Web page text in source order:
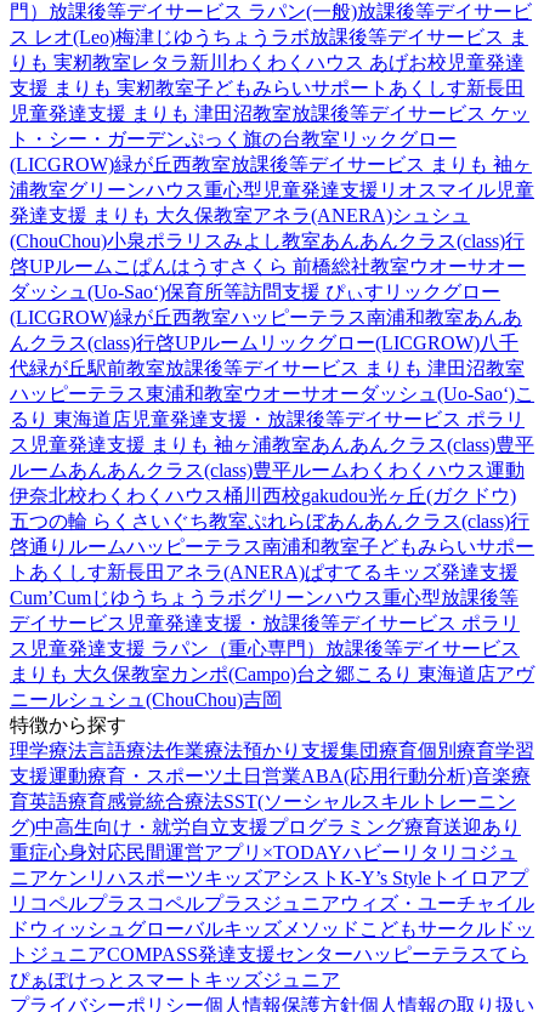
門） 放課後等デイサービス ラパン(一般)放課後等デイサービ
ス レオ(Leo)梅津じゆうちょうラボ放課後等デイサービス ま
りも 実籾教室レタラ新川 わくわくハウス あげお校 児童発達
支援 まりも 実籾教室子どもみらいサポートあくしす新長田
児童発達支援 まりも 津田沼教室放課後等デイサービス ケッ
ト・シー・ガーデンぷっく旗の台教室 リックグロー
(LICGROW)緑が丘西教室放課後等デイサービス まりも 袖ヶ
浦教室グリーンハウス重心型児童発達支援 リオスマイル児童
発達支援 まりも 大久保教室アネラ(ANERA)シュシュ
(ChouChou)小泉ポラリスみよし教室あんあんクラス(class)行
啓UPルーム こぱんはうすさくら 前橋総社教室ウオーサオー
ダッシュ(Uo-Sao‘)保育所等訪問支援 ぴぃす リックグロー
(LICGROW)緑が丘西教室ハッピーテラス南浦和教室あんあ
んクラス(class)行啓UPルーム リックグロー(LICGROW)八千
代緑が丘駅前教室放課後等デイサービス まりも 津田沼教室
ハッピーテラス東浦和教室ウオーサオーダッシュ(Uo-Sao‘)こ
るり 東海道店児童発達支援・放課後等デイサービス ポラリ
ス 児童発達支援 まりも 袖ヶ浦教室あんあんクラス(class)豊平
ルームあんあんクラス(class)豊平ルームわくわくハウス運動
伊奈北校わくわくハウス桶川西校gakudou光ヶ丘(ガクドウ)
五つの輪 らくさいぐち教室ぷれらぼあんあんクラス(class)行
啓通りルームハッピーテラス南浦和教室子どもみらいサポー
トあくしす新長田 アネラ(ANERA)ぱすてるキッズ発達支援
Cum’Cumじゆうちょうラボグリーンハウス重心型放課後等
デイサービス 児童発達支援・放課後等デイサービス ポラリ
ス 児童発達支援 ラパン（重心専門） 放課後等デイサービス
まりも 大久保教室カンポ(Campo)台之郷こるり 東海道店アヴ
ニールシュシュ(ChouChou)吉岡
特徴から探す
理学療法言語療法作業療法預かり支援集団療育個別療育学習
支援運動療育・スポーツ土日営業ABA(応用行動分析)音楽療
育英語療育感覚統合療法SST(ソーシャルスキルトレーニン
グ)中高生向け・就労自立支援プログラミング療育送迎あり
重症心身対応民間運営アプリ×TODAYハビー リタリコジュ
ニアケンリハスポーツキッズアシスト K-Y’s Style トイロ アプ
リ コペルプラス コペルプラスジュニアウィズ・ユーチャイル
ドウィッシュ グローバルキッズメソッド こどもサークル ドッ
トジュニアCOMPASS発達支援センターハッピーテラスてら
ぴぁぽけっと スマートキッズジュニア
プライバシーポリシー個人情報保護方針個人情報の取り扱い